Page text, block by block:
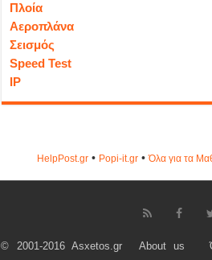
Πλοία
Αεροπλάνα
Σεισμός
Speed Test
IP
HelpPost.gr• Popi-it.gr•Όλα για τα
© 2001-2016 Asxetos.gr About us